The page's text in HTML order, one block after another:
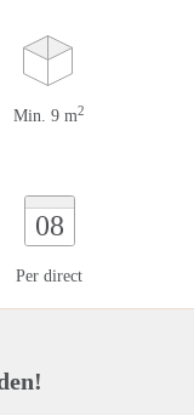
Min. 9 m2
08
Per direct